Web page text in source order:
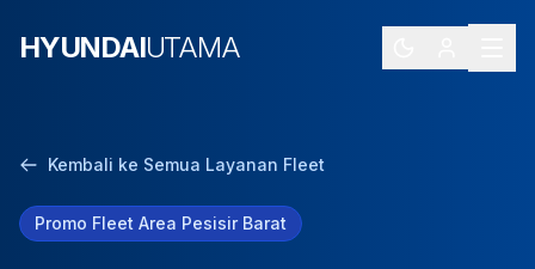
HYUNDAIUTAMA
Kembali ke Semua Layanan Fleet
Promo Fleet Area Pesisir Barat